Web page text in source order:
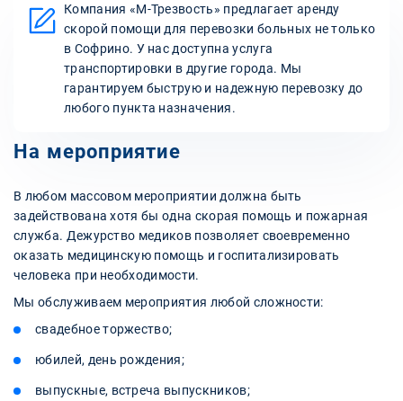
Компания «М-Трезвость» предлагает аренду
скорой помощи для перевозки больных не только
в Софрино. У нас доступна услуга
транспортировки в другие города. Мы
гарантируем быструю и надежную перевозку до
любого пункта назначения.
На мероприятие
В любом массовом мероприятии должна быть
задействована хотя бы одна скорая помощь и пожарная
служба. Дежурство медиков позволяет своевременно
оказать медицинскую помощь и госпитализировать
человека при необходимости.
Мы обслуживаем мероприятия любой сложности:
свадебное торжество;
юбилей, день рождения;
выпускные, встреча выпускников;